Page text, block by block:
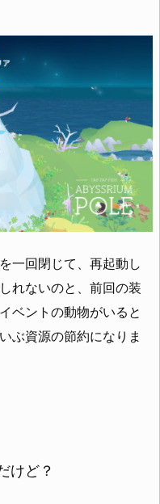
一回閉じて、再起動し
れないのと、前回の装
ベントの動物がいると
ぶ資源の節約になりま
けど？